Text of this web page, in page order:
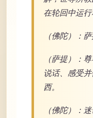
在轮回中运行
（佛陀）：
（萨提）：
说话、感受
西。
（佛陀）：